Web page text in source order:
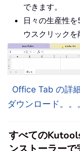
できます。
日々の生産性
ウスクリックを
Office Tab の詳
ダウンロード。。
すべての